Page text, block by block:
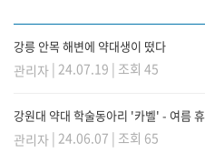
강릉 안목 해변에 약대생이 떴다
관리자 | 24.07.19 | 조회 45
강원대 약대 학술동아리 '카벨' - 여름
관리자 | 24.06.07 | 조회 65